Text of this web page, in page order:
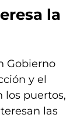
la
Gobierno
y el
los puertos,
las